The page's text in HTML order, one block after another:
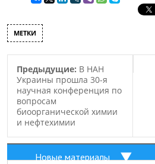
МЕТКИ
Предыдущие: В НАН
Украины прошла 30-я
научная конференция по
вопросам
биоорганической химии
и нефтехимии
Новые материалы